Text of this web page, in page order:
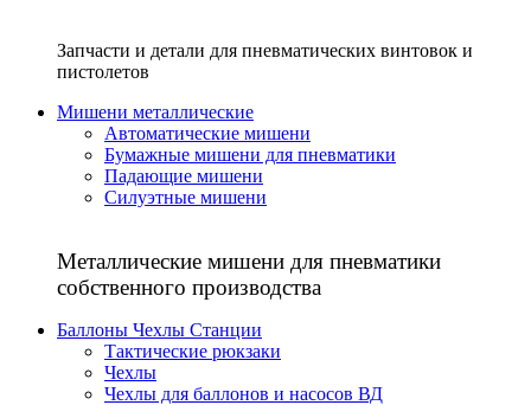
Запчасти и детали для пневматических винтовок и
пистолетов
Мишени металлические
Автоматические мишени
Бумажные мишени для пневматики
Падающие мишени
Силуэтные мишени
Металлические мишени для пневматики
собственного производства
Баллоны Чехлы Станции
Тактические рюкзаки
Чехлы
Чехлы для баллонов и насосов ВД